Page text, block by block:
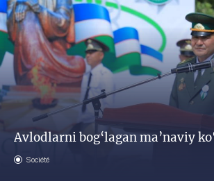
Avlodlarni bog‘lagan ma’naviy
Société